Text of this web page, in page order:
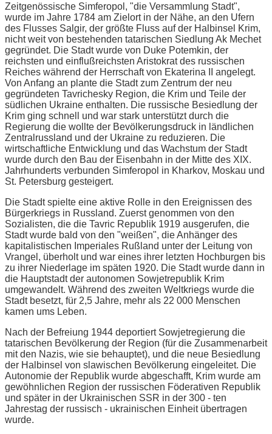
Zeitgenössische Simferopol, "die Versammlung Stadt",
wurde im Jahre 1784 am Zielort in der Nähe, an den Ufern
des Flusses Salgir, der größte Fluss auf der Halbinsel Krim,
nicht weit von bestehenden tatarischen Siedlung Ak Mechet
gegründet. Die Stadt wurde von Duke Potemkin, der
reichsten und einflußreichsten Aristokrat des russischen
Reiches während der Herrschaft von Ekaterina II angelegt.
Von Anfang an plante die Stadt zum Zentrum der neu
gegründeten Tavrichesky Region, die Krim und Teile der
südlichen Ukraine enthalten. Die russische Besiedlung der
Krim ging schnell und war stark unterstützt durch die
Regierung die wollte der Bevölkerungsdruck in ländlichen
Zentralrussland und der Ukraine zu reduzieren. Die
wirtschaftliche Entwicklung und das Wachstum der Stadt
wurde durch den Bau der Eisenbahn in der Mitte des XIX.
Jahrhunderts verbunden Simferopol in Kharkov, Moskau und
St. Petersburg gesteigert.
Die Stadt spielte eine aktive Rolle in den Ereignissen des
Bürgerkriegs in Russland. Zuerst genommen von den
Sozialisten, die die Tavric Republik 1919 ausgerufen, die
Stadt wurde bald von den "weißen", die Anhänger des
kapitalistischen Imperiales Rußland unter der Leitung von
Vrangel, überholt und war eines ihrer letzten Hochburgen bis
zu ihrer Niederlage im späten 1920. Die Stadt wurde dann in
die Hauptstadt der autonomen Sowjetrepublik Krim
umgewandelt. Während des zweiten Weltkriegs wurde die
Stadt besetzt, für 2,5 Jahre, mehr als 22 000 Menschen
kamen ums Leben.
Nach der Befreiung 1944 deportiert Sowjetregierung die
tatarischen Bevölkerung der Region (für die Zusammenarbeit
mit den Nazis, wie sie behauptet), und die neue Besiedlung
der Halbinsel von slawischen Bevölkerung eingeleitet. Die
Autonomie der Republik wurde abgeschafft, Krim wurde am
gewöhnlichen Region der russischen Föderativen Republik
und später in der Ukrainischen SSR in der 300 - ten
Jahrestag der russisch - ukrainischen Einheit übertragen
wurde.